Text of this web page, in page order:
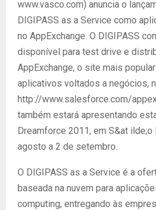
www.vasco.com) anuncia o
DIGIPASS as a Service como
no AppExchange. O DIGIPASS
disponível para test drive e
AppExchange, o site mais
aplicativos voltados a negócios,
http://www.salesforce.com/
também estará apresentando
Dreamforce 2011, em S&at ilde;o
agosto a 2 de setembro.
O DIGIPASS as a Service é a
baseada na nuvem para
computing, entregando às